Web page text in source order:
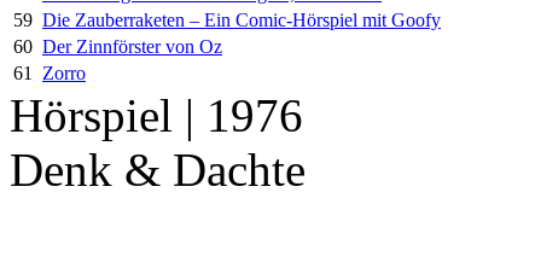
59 Die Zauberraketen – Ein Comic-Hörspiel mit Goofy
60 Der Zinnförster von Oz
61
Zorro
Hörspiel | 1976
Denk & Dachte